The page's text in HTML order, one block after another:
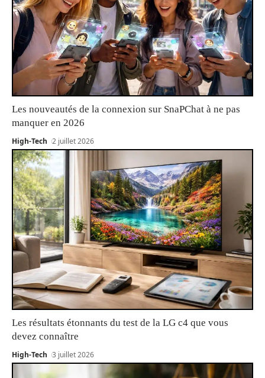
Les nouveautés de la connexion sur SnaPChat à ne pas
manquer en 2026
High-Tech 2 juillet 2026
Les résultats étonnants du test de la LG c4 que vous
devez connaître
High-Tech 3 juillet 2026